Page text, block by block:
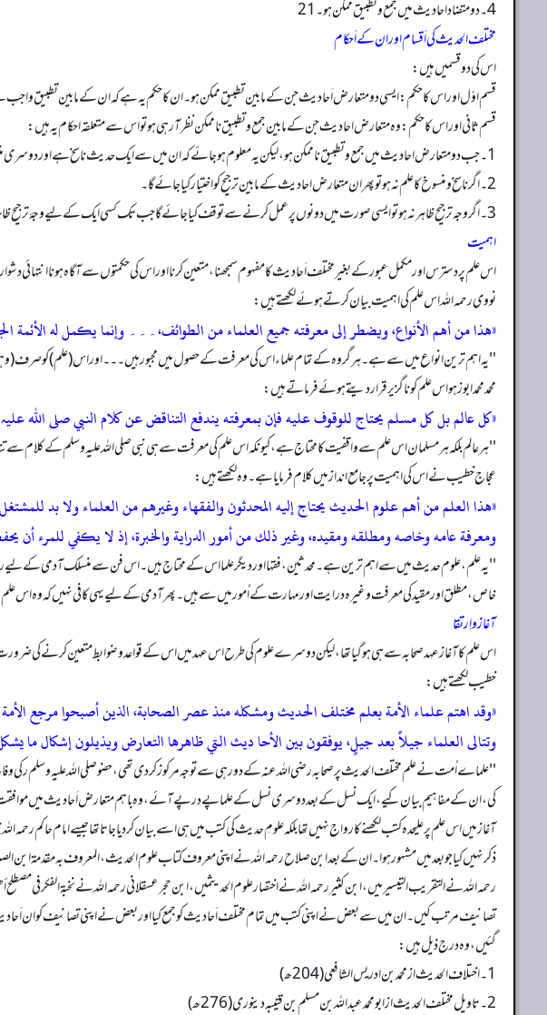
4۔ دو متضاد احادیث میں جمع و تطبیق ممکن ہو۔ 21
مختلف الحدیث کی اَقسام اور ان کے اَحکام
اس کی دو قسمیں ہیں:
قسم اوّل اور اس کا حکم: ایسی دو متعارض اَحا دیث جن کے مابین تطبیق ممکن ہو۔ ان کا حکم یہ ہے کہ ان کے مابین تطبیق واجب
قسم ثانی اور اس کا حکم: وہ متعارض احادیث جن کے مابین جمع و تطبیق ناممکن نظر آ رہی ہو تو اس سے متعلقہ احکام یہ ہیں:
1۔ جب دو متعارض احادیث میں جمع و تطبیق ناممکن ہو، لیکن یہ معلوم ہو جائے کہ ان میں سے ایک حدیث ناسخ ہے اور دوسری منسوخ تو منسوخ کو ترک کر کے ناسخ پر عمل کیا جائے گا۔
2۔ اگر ناسخ و منسوخ کا علم نہ ہو تو پھر ان متعارض احادیث کے مابین ترجیح کو اختیار کیا جائے گا۔
3۔ اگر وجہ ترجیح ظاہر نہ ہو تو ایسی صورت میں دونوں پر عمل کرنے سے توقف کیا جائے گا جب تک کسی ایک کے لیے وجۂ ترجیح ظاہر نہ ہو جائے۔ 22
اہمیت
اس علم پر دسترس اور مکمل عبور کے بغیر مختلف اَحا دیث کا مفہوم سمجھنا، متعین کرنا اور اس کی حکمتوں سے آگاہ ہونا
نووی رحمہ الله اس علم کی اہمیت بیان کرتے ہوئے لکھتے ہیں:
«ھذا من أھم الأنواع، ویضطر إلی معرفته جمیع العلماء من الطوائف،۔۔۔ وإنما یکمل له الأئمة
''یہ اہم ترین انواع میں سے ہے۔ ہر گر وہ کے تمام علماء اس کی معرفت کے حصول میں مجبور ہیں۔۔۔ اور اس (علم) کو صرف
محمد محمد ابوزہو اس علم کو ناگزیرقرار دیتے ہوئے فرماتے ہیں:
«کل عالم بل کل مسلم یحتاج للوقوف علیه فإن بمعرفته یندفع التناقض عن کلام النبي صلی اللہ
''ہر عالم بلکہ ہر مسلمان اس علم سے واقفیت کا محتاج ہے، کیونکہ اس علم کی معرفت سے ہی نبی صلى الله عليه وسلم کے
عجاج خطیب نے اس کی اہمیت پر جامع انداز میں کلام فرمایا ہے۔ وہ لکھتے ہیں:
«ھذا العلم من أهم علوم الحدیث یحتاج إلیه المحدثون والفقهاء وغیرهم من العلماء ولا بد
ومعرفة عامه وخاصه ومطلقه ومقیده، وغیر ذلك من أمور الدرایة والخبرة، إذ لا یکفي للمرء
''یہ علم، علوم حدیث میں سے اہم ترین ہے۔ محدثین، فقہا اور دیگر علما اس کے محتاج ہیں۔ اس فن سے منسلک آدمی کے
خاص، مطلق اور مقید کی معرفت وغیرہ درایت اور مہارت کے اُمور میں سے ہیں۔ پھر آدمی کے لیے یہی کافی نہیں کہ
آغاز و اِرتقا
اس علم کا آغاز عہد صحابہ سے ہی ہو گیا تھا، لیکن دوسرے علوم کی طرح اس عہد میں اس کے قواعد و ضوابط متعین کرنے کی
خطیب لکھتے ہیں:
«وقد اهتم علماء الأمة بعلم مختلف الحدیث ومشکله منذ عصر الصحابة، الذین أصبحوا مرجع الأمة
وتتالی العلماء جیلاً بعد جیلٍ، یوفقون بین الأحا دیث التي ظاهرها التعارض ویذیلون إشکال ما
''علماے اُمت نے علم مختلف الحدیث پر صحابہ رضی اللہ عنہ کے دور ہی سے توجہ مرکوز کر دی تھی، حضو صلى الله عليه وسلم
کی، ان کے مفاہیم بیان کیے، ایک نسل کے بعد دوسری نسل کے علما پے در پے آئے، وہ باہم متعارض اَحا دیث میں
آغاز میں اس علم پر علیحدہ کتب لکھنے کا رواج نہیں تھا بلکہ علومِ حدیث کی کتب میں ہی اسے بیان کر دیا جاتا تھاجیسے امام حاکم
ذکر نہیں کیا جو بعد میں مشہور ہوا۔ ان کے بعد ابن صلاح رحمہ الله نے اپنی معروف کتاب علوم الحدیث، المعروف بہ مقدمۃ
رحمہ الله نے التقریب التیسیر میں، ابن کثیر رحمہ الله نے اختصار علوم الحدیثمیں، ابن حجر عسقلانی رحمہ الله نے نخبۃ
تصانیف مرتب کیں۔ ان میں سے بعض نے اپنی کتب میں تمام مختلف اَحا دیث کو جمع کیا اور بعض نے اپنی تصانیف کو ان
گئیں، وہ درج ذیل ہیں:
1۔ اختلاف الحدیث ازمحمد بن ادریس الشافعی (204ھ)
2۔ تاویل مختلف الحدیث ازابومحمد عبداللہ بن مسلم بن قتیبہ دینوری (276ھ)